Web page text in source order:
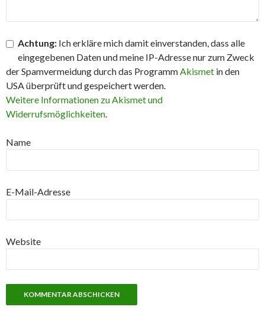
Achtung: Ich erkläre mich damit einverstanden, dass alle
eingegebenen Daten und meine IP-Adresse nur zum Zweck
der Spamvermeidung durch das ProgrammAkismet in den
USA überprüft und gespeichert werden.
Weitere Informationen zu Akismet und
Widerrufsmöglichkeiten.
Name
E-Mail-Adresse
Website